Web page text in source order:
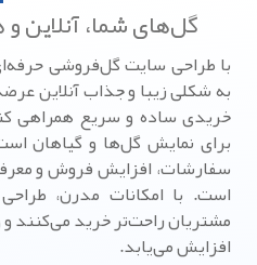
گل‌های شما،
با طراحی سایت گل‌فروشی
به شکلی زیبا و جذاب آنلاین
خریدی ساده و سریع همراهی
برای نمایش گل‌ها و گیاهان
سفارشات، افزایش فروش و
است. با امکانات مدرن،
مشتریان راحت‌تر خرید می‌کنند
افزایش می‌یابد.